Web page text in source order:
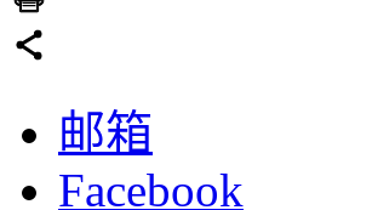
邮箱
Facebook